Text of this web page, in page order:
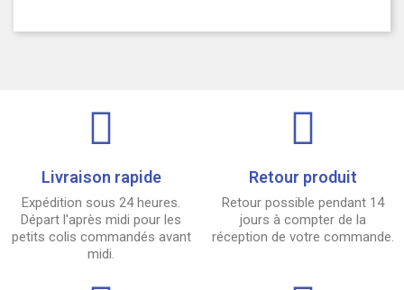
Livraison rapide
Expédition sous 24 heures.
Départ l'après midi pour les
petits colis commandés avant
midi.
Retour produit
Retour possible pendant 14
jours à compter de la
réception de votre commande.